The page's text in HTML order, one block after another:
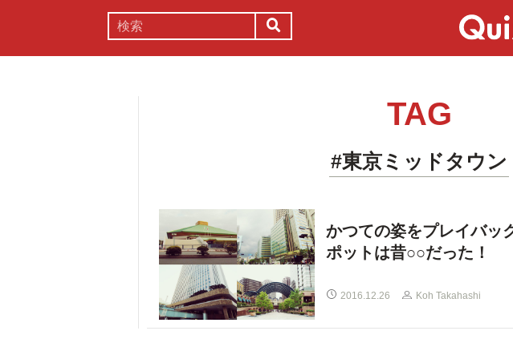
TAG
#東京ミッドタウン
かつての姿をプレイバッ
ポットは昔○○だった！
2016.12.26 Koh Takahashi